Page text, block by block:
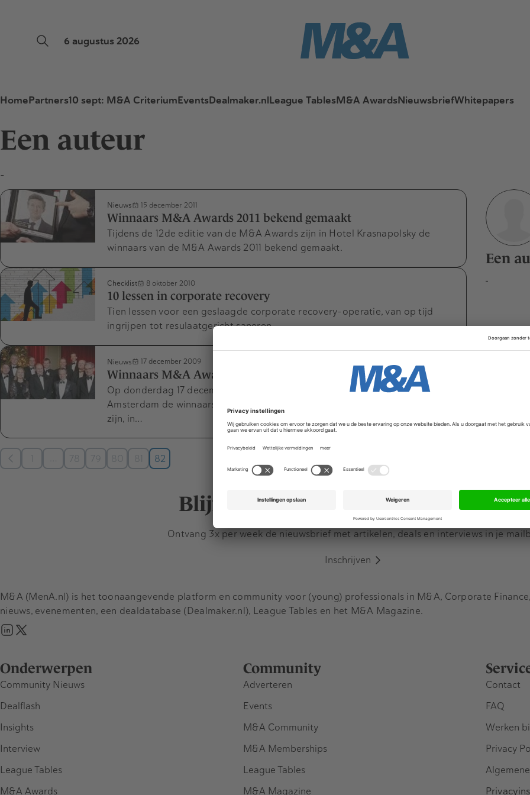
6 augustus 2026
HomePartners10 sept: M&A CriteriumEventsDealmaker.nlLeague TablesM&A AwardsNieuwsbriefWhitepapers
Een auteur
-
Nieuws 15 december 2011
Winnaars M&A Awards 2011 bekend gemaakt
Tijdens de 12de editie van de M&A Awards zijn in Hotel Krasnapolsky de
winnaars van de M&A Awards 2011 bekend gemaakt.
Checklist 8 oktober 2010
10 lessen in corporate recovery
Tien lessen voor een geslaagde corporate recovery-operatie, van op tijd
ingrijpen tot resulaatgericht saneren.
Nieuws 17 december 2009
Winnaars M&A Awards 2009 bekend gemaakt
Op donderdag 17 december 2009 zijn in het Krasnapolsky Hotel te
Amsterdam de winnaars bekend gemaakt van de M&A Awards 2009. Wie
zijn, in…
78 79 80 81 82
Een
-
Blijf op de hoogte van al het
Ontvang 3x per week de nieuwsbrief met artikelen, deals en interviews in je
Inschrijven
Onderwerpen
Community Nieuws
Dealflash
Insights
Interview
League Tables
M&A Awards
Community
Adverteren
Events
M&A Community
M&A Memberships
League Tables
M&A Magazine
Contact
FAQ
Werken
Privacy
M&A (MenA.nl) is het toonaangevende platform en community voor (young) professionals in M&A, Corporate
nieuws, evenementen, een dealdatabase (Dealmaker.nl), League Tables en het M&A Magazine.